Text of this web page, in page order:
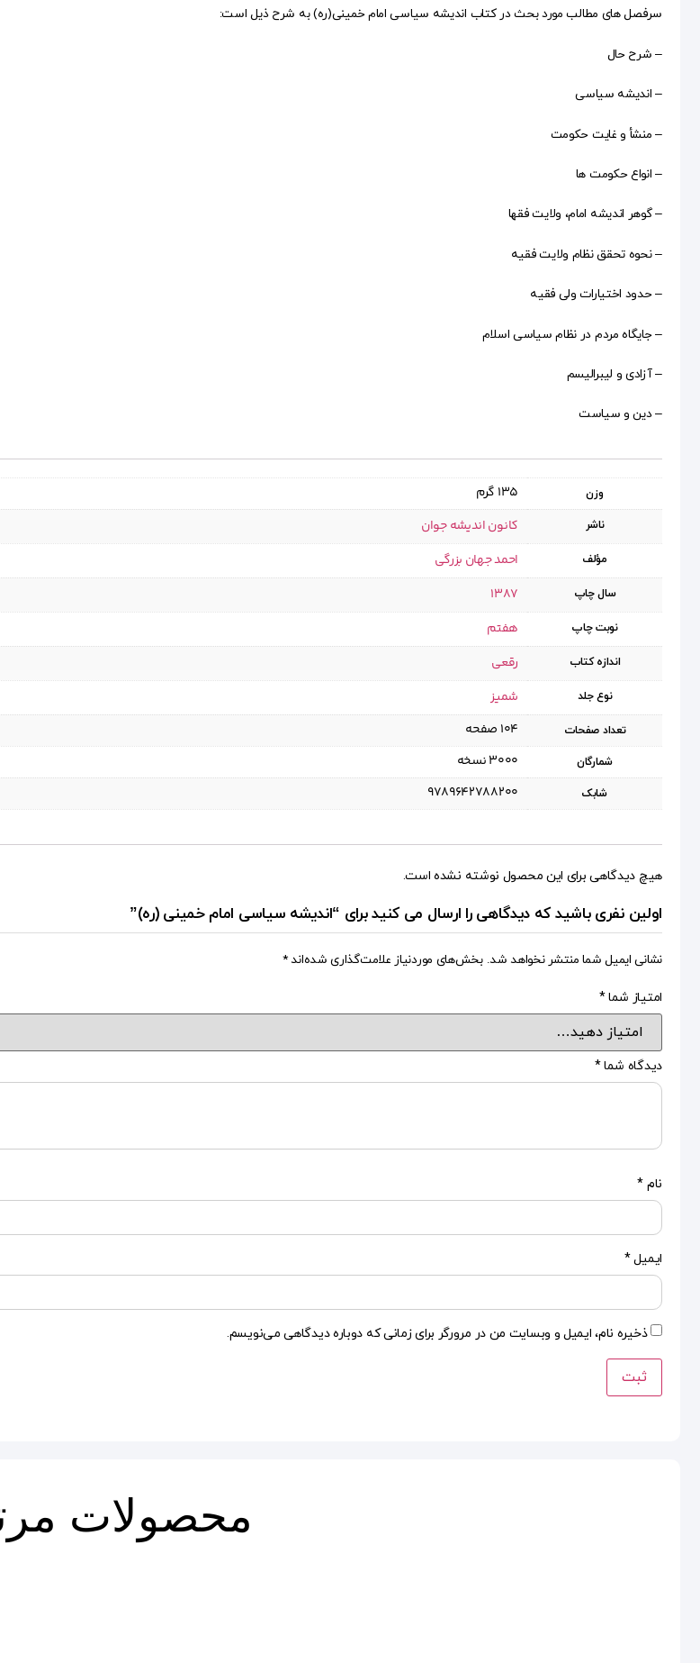
سرفصل های مطالب مورد بحث در کتاب اندیشه سیاسی امام خمینی(ره) به شرح ذیل است:
– شرح حال
– اندیشه سیاسی
– منشأ و غایت حکومت
– انواع حکومت ها
– گوهر اندیشه امام، ولایت فقها
– نحوه تحقق نظام ولایت فقیه
– حدود اختیارات ولی فقیه
– جایگاه مردم در نظام سیاسی اسلام
– آزادی و لیبرالیسم
– دین و سیاست
وزن 135 گرم
ناشر کانون اندیشه جوان
مؤلف احمد جهان بزرگی
سال چاپ 1387
نوبت چاپ هفتم
اندازه کتاب رقعی
نوع جلد شمیز
تعداد صفحات ۱۰۴ صفحه
شمارگان ۳۰۰۰ نسخه
شابک 9789642788200
هیچ دیدگاهی برای این محصول نوشته نشده است.
اولین نفری باشید که دیدگاهی را ارسال می کنید برای “اندیشه سیاسی امام خمینی (ره)”
نشانی ایمیل شما منتشر نخواهد شد. بخش‌های موردنیاز علامت‌گذاری شده‌اند*
امتیاز شما*
دیدگاه شما*
نام *
ایمیل*
ذخیره نام، ایمیل و وبسایت من در مرورگر برای زمانی که دوباره دیدگاهی می‌نویسم.
محصولات